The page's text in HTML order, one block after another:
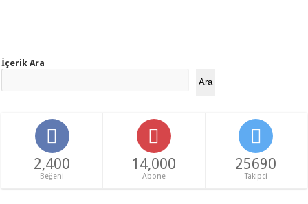
İçerik Ara
Ara
2,400
Beğeni
14,000
Abone
25690
Takipci